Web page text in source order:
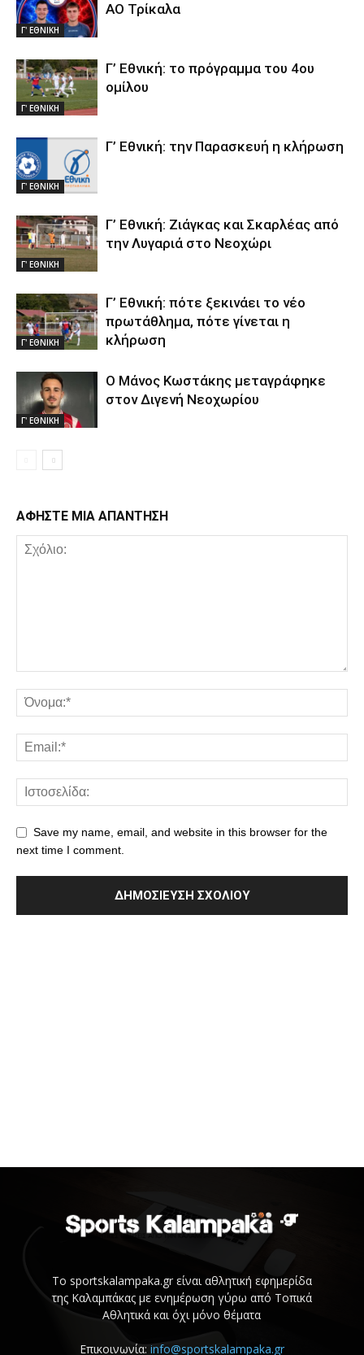
Γ' ΕΘΝΙΚΗ
ΑΟ Τρίκαλα
Γ' ΕΘΝΙΚΗ
Γ’ Εθνική: το πρόγραμμα του 4ου
ομίλου
Γ' ΕΘΝΙΚΗ
Γ’ Εθνική: την Παρασκευή η κλήρωση
Γ' ΕΘΝΙΚΗ
Γ’ Εθνική: Ζιάγκας και Σκαρλέας από
την Λυγαριά στο Νεοχώρι
Γ' ΕΘΝΙΚΗ
Γ’ Εθνική: πότε ξεκινάει το νέο
πρωτάθλημα, πότε γίνεται η
κλήρωση
Γ' ΕΘΝΙΚΗ
Ο Μάνος Κωστάκης μεταγράφηκε
στον Διγενή Νεοχωρίου
ΑΦΗΣΤΕ ΜΙΑ ΑΠΑΝΤΗΣΗ
Save my name, email, and website in this browser for the
next time I comment.
Το sportskalampaka.gr είναι αθλητική εφημερίδα
της Καλαμπάκας με ενημέρωση γύρω από Τοπικά
Αθλητικά και όχι μόνο θέματα
Επικοινωνία: info@sportskalampaka.gr